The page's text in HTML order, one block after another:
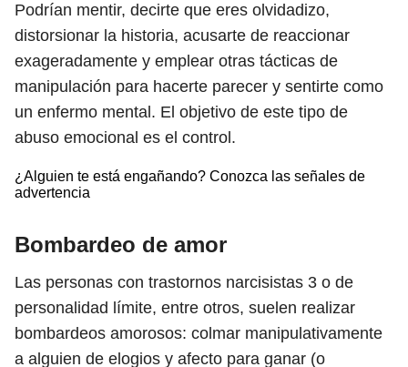
Podrían mentir, decirte que eres olvidadizo,
distorsionar la historia, acusarte de reaccionar
exageradamente y emplear otras tácticas de
manipulación para hacerte parecer y sentirte como
un enfermo mental. El objetivo de este tipo de
abuso emocional es el control.
¿Alguien te está engañando? Conozca las señales de
advertencia
Bombardeo de amor
Las personas con trastornos narcisistas 3 o de
personalidad límite, entre otros, suelen realizar
bombardeos amorosos: colmar manipulativamente
a alguien de elogios y afecto para ganar (o